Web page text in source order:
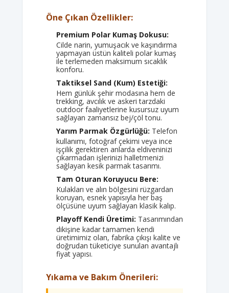
Öne Çıkan Özellikler:
Premium Polar Kumaş Dokusu:
Cilde narin, yumuşacık ve kaşındırma
yapmayan üstün kaliteli polar kumaş
ile terlemeden maksimum sıcaklık
konforu.
Taktiksel Sand (Kum) Estetiği:
Hem günlük şehir modasına hem de
trekking, avcılık ve askeri tarzdaki
outdoor faaliyetlerine kusursuz uyum
sağlayan zamansız bej/çöl tonu.
Yarım Parmak Özgürlüğü: Telefon
kullanımı, fotoğraf çekimi veya ince
işçilik gerektiren anlarda eldiveninizi
çıkarmadan işlerinizi halletmenizi
sağlayan kesik parmak tasarımı.
Tam Oturan Koruyucu Bere:
Kulakları ve alın bölgesini rüzgardan
koruyan, esnek yapısıyla her baş
ölçüsüne uyum sağlayan klasik kalıp.
Playoff Kendi Üretimi: Tasarımından
dikişine kadar tamamen kendi
üretimimiz olan, fabrika çıkışı kalite ve
doğrudan tüketiciye sunulan avantajlı
fiyat yapısı.
Yıkama ve Bakım Önerileri: